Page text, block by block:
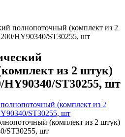
полнопоточный (комплект из 2
HY90340/ST30255, шт
из 2 штук)
HY90340/ST30255, шт
(комплект из 2 штук)
ST30255, шт